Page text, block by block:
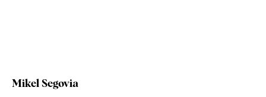
Mikel Segovia